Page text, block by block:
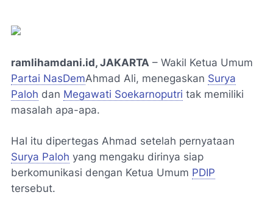
ramlihamdani.id, JAKARTA – Wakil Ketua Umum
Partai NasDemAhmad Ali, menegaskan Surya
Paloh dan Megawati Soekarnoputri tak memiliki
masalah apa-apa.
Hal itu dipertegas Ahmad setelah pernyataan
Surya Paloh yang mengaku dirinya siap
berkomunikasi dengan Ketua Umum PDIP
tersebut.